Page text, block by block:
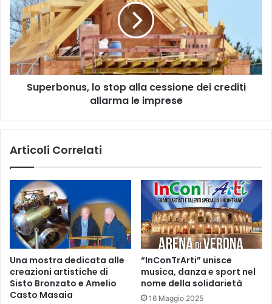
alla
cessione
dei
crediti
allarma
le
impreseSuperbonus, lo stop alla cessione dei crediti
allarma le imprese
Articoli Correlati
Una mostra dedicata alle
creazioni artistiche di
Sisto Bronzato e Amelio
Casto Masaia
“InConTrArti” unisce
musica, danza e sport nel
nome della solidarietà
16 Maggio 2025